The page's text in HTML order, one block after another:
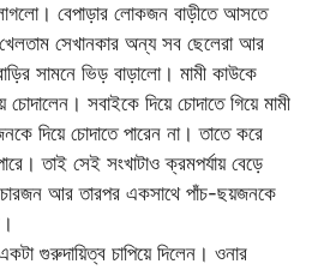
বেপাড়ার লোকজন বাড়ীতে আসতে
সেখানকার অন্য সব ছেলেরা আর
সামনে ভিড় বাড়ালো। মামী কাউকে
চোদালেন। সবাইকে দিয়ে চোদাতে গিয়ে মামী
দিয়ে চোদাতে পারেন না। তাতে করে
তাই সেই সংখাটাও ক্রমপর্যায় বেড়ে
আর তারপর একসাথে পাঁচ-ছয়জনকে
গুরুদায়িত্ব চাপিয়ে দিলেন। ওনার